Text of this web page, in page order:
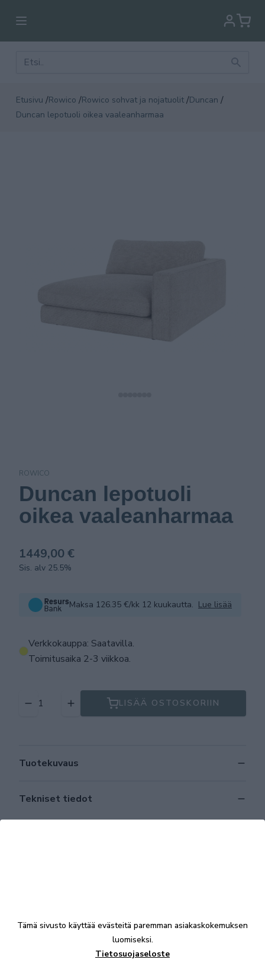
Etusivu /Rowico /Rowico sohvat ja nojatuolit /Duncan /
Duncan lepotuoli oikea vaaleanharmaa
ROWICO
Duncan lepotuoli
oikea vaaleanharmaa
1449,00 €
Sis. alv 25.5%
Maksa 126.35 €/kk 12 kuukautta. Lue lisää
Verkkokauppa: Saatavilla.
Toimitusaika 2-3 viikkoa.
LISÄÄ OSTOSKORIIN
Tuotekuvaus
Tekniset tiedot
Tämä sivusto käyttää evästeitä paremman asiakaskokemuksen
luomiseksi.
Tietosuojaseloste